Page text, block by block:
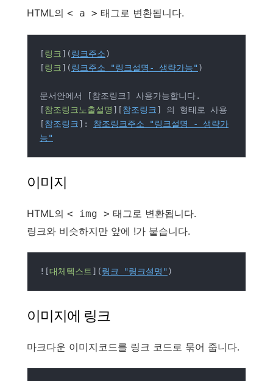
HTML의 < a > 태그로 변환됩니다.
[링크 ](링크주소)
[링크 ](링크주소 "링크설명- 생략가능" )
문서안에서 [참조링크] 사용가능합니다.
[참조링크노출설명 ][참조링크 ] 의 형태로 사용
[참조링크 ]: 참조링크주소 "링크설명 - 생략가
능"
이미지
HTML의 < img > 태그로 변환됩니다.
링크와 비슷하지만 앞에 !가 붙습니다.
![대체텍스트 ](링크 "링크설명" )
이미지에 링크
마크다운 이미지코드를 링크 코드로 묶어 줍니다.